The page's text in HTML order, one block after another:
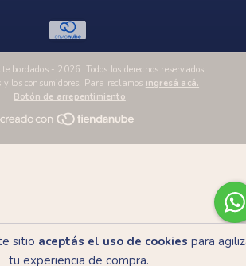
sitio aceptás el uso de cookies para
tu experiencia de compra.
bordados - 2026. Todos los derechos reservados.
y los consumidores. Para reclamos ingresá acá.
Botón de arrepentimiento